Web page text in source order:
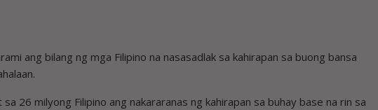
ang bilang ng mga Filipino na nasasadlak sa kahirapan sa buong bansa
26 milyong Filipino ang nakararanas ng kahirapan sa buhay base na rin sa